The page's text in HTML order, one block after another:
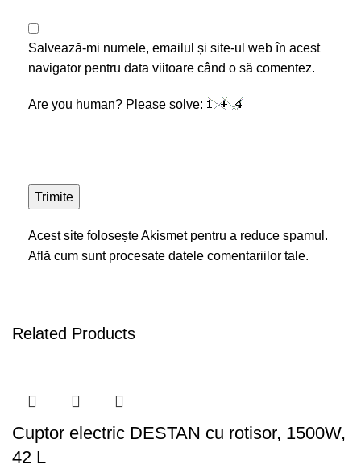
Salvează-mi numele, emailul și site-ul web în acest
navigator pentru data viitoare când o să comentez.
Are you human? Please solve:
Acest site folosește Akismet pentru a reduce spamul.
Află cum sunt procesate datele comentariilor tale.
Related Products
Cuptor electric DESTAN cu rotisor, 1500W,
42 L